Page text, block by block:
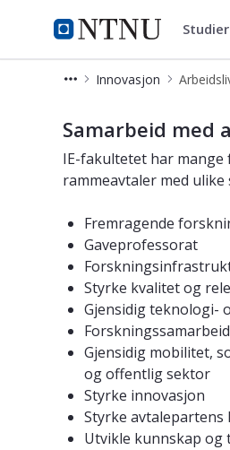
NTNU Hjemmeside
Fakultet for Studier
Innovasjon
Samarbeid med
IE-fakultetet har
rammeavtaler med
Fremragende
Gaveprofessorat
Styrke kvalitet og
Gjensidig teknologi-
Gjensidig mobilitet,
og offentlig sektor
Styrke innovasjon
Styrke
Utvikle kunnskap